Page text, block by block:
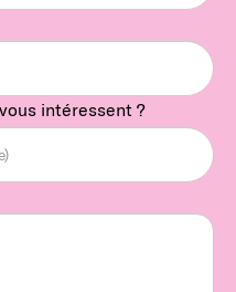
intéressent ?